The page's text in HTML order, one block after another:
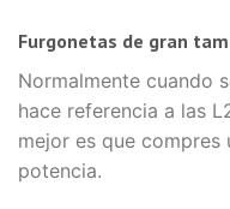
Furgonetas de gran
Normalmente cuando
hace referencia a las
mejor es que compres
potencia.